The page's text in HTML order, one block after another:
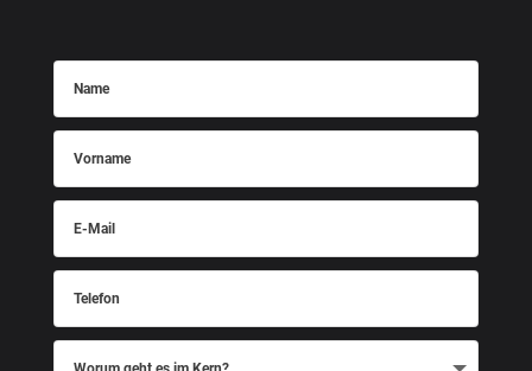
Name
Vorname
E-
Mail
Telefon
Worum
geht